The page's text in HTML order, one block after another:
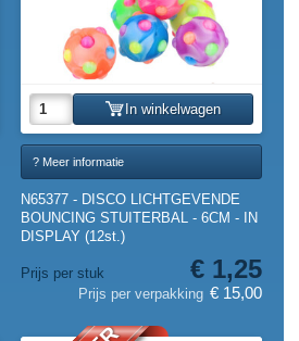
In winkelwagen
? Meer informatie
N65377 - DISCO LICHTGEVENDE
BOUNCING STUITERBAL - 6CM - IN
DISPLAY (12st.)
Prijs per stuk € 1,25
Prijs per verpakking € 15,00